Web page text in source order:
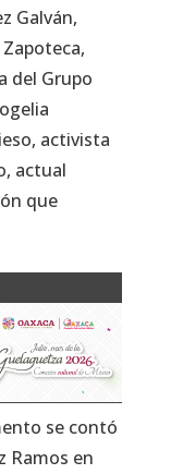
Galván,
del Grupo
activista
actual
que
se contó
Ramos en